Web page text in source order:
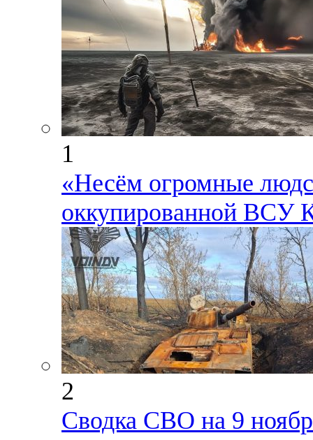
1
«Несём огромные
оккупированной ВСУ
2
Сводка СВО на 9